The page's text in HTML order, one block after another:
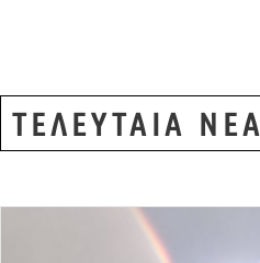
ΤΕΛΕΥΤΑΙΑ ΝΕΑ